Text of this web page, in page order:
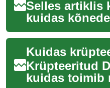
Selles artiklis
kuidas
sisulised
süsteemiga,
Krüpteeritud
kuidas toimib